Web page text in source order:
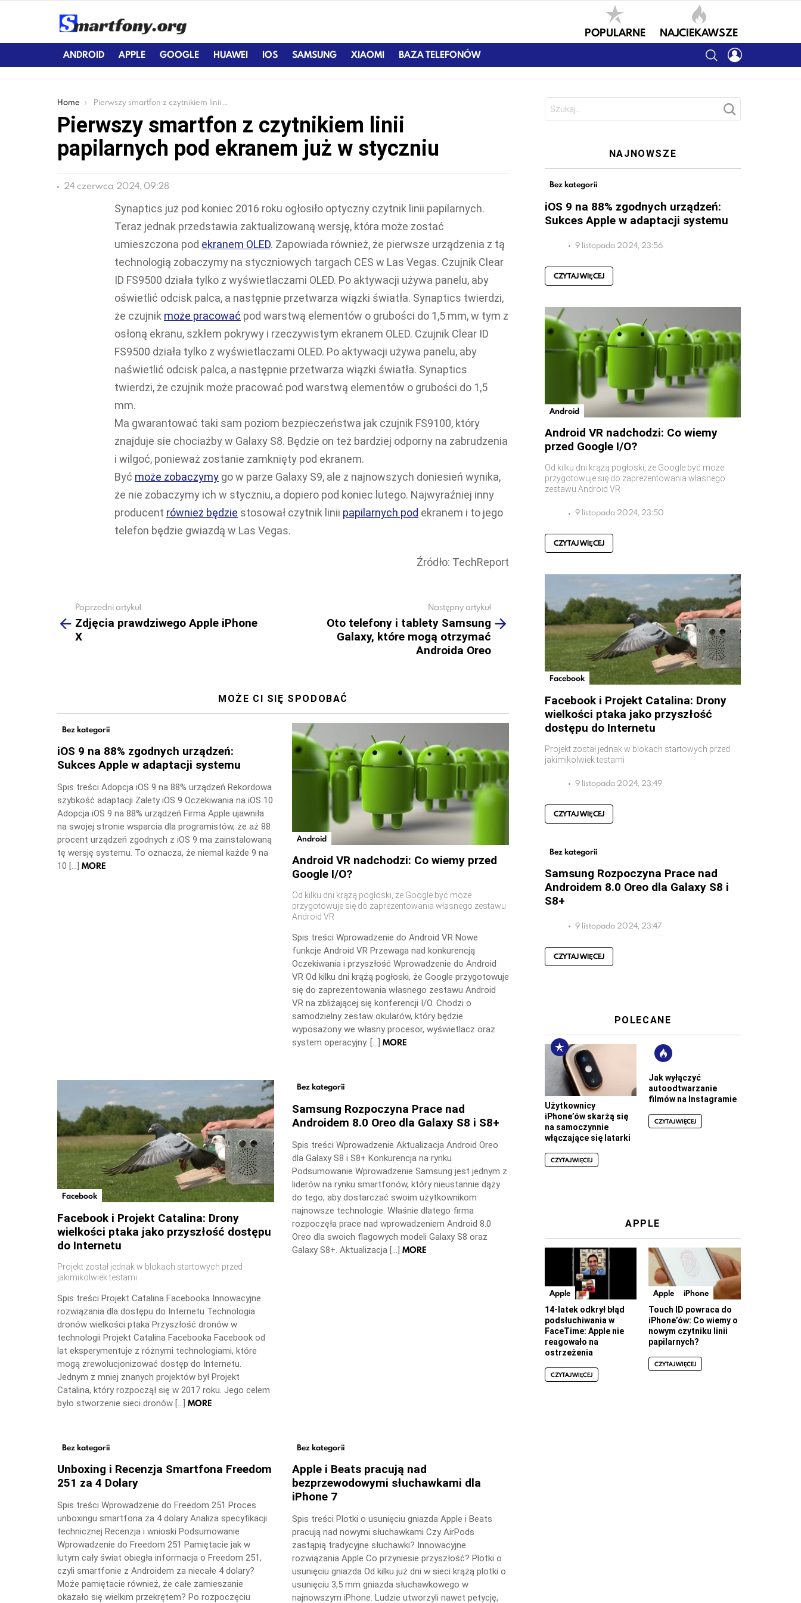
POPULARNE NAJCIEKAWSZE
ANDROID APPLE GOOGLE HUAWEI IOS SAMSUNG XIAOMI BAZA TELEFONÓW SEARCH
You are here:
Home Pierwszy smartfon z czytnikiem linii papilarnych pod ekranem już w styczniu
Pierwszy smartfon z czytnikiem linii
papilarnych pod ekranem już w styczniu
24 czerwca 2024, 09:28
Synaptics już pod koniec 2016 roku ogłosiło optyczny czytnik linii papilarnych.
Teraz jednak przedstawia zaktualizowaną wersję, która może zostać
umieszczona pod ekranem OLED. Zapowiada również, że pierwsze urządzenia z tą
technologią zobaczymy na styczniowych targach CES w Las Vegas. Czujnik Clear
ID FS9500 działa tylko z wyświetlaczami OLED. Po aktywacji używa panelu, aby
oświetlić odcisk palca, a następnie przetwarza wiązki światła. Synaptics twierdzi,
że czujnik może pracować pod warstwą elementów o grubości do 1,5 mm, w tym z
osłoną ekranu, szkłem pokrywy i rzeczywistym ekranem OLED. Czujnik Clear ID
FS9500 działa tylko z wyświetlaczami OLED. Po aktywacji używa panelu, aby
naświetlić odcisk palca, a następnie przetwarza wiązki światła. Synaptics
twierdzi, że czujnik może pracować pod warstwą elementów o grubości do 1,5
mm.
Ma gwarantować taki sam poziom bezpieczeństwa jak czujnik FS9100, który
znajduje sie chociażby w Galaxy S8. Będzie on też bardziej odporny na zabrudzenia
i wilgoć, ponieważ zostanie zamknięty pod ekranem.
Być może zobaczymy go w parze Galaxy S9, ale z najnowszych doniesień wynika,
że nie zobaczymy ich w styczniu, a dopiero pod koniec lutego. Najwyraźniej inny
producent również będzie stosował czytnik linii papilarnych pod ekranem i to jego
telefon będzie gwiazdą w Las Vegas.
Źródło: TechReport
more
Poprzedni artykuł
Zdjęcia prawdziwego Apple iPhone
X
Następny artykuł
Oto telefony i tablety Samsung
Galaxy, które mogą otrzymać
Androida Oreo
MOŻE CI SIĘ SPODOBAĆ
Bez kategorii
iOS 9 na 88% zgodnych urządzeń:
Sukces Apple w adaptacji systemu
Spis treści Adopcja iOS 9 na 88% urządzeń Rekordowa
szybkość adaptacji Zalety iOS 9 Oczekiwania na iOS 10
Adopcja iOS 9 na 88% urządzeń Firma Apple ujawniła
na swojej stronie wsparcia dla programistów, że aż 88
procent urządzeń zgodnych z iOS 9 ma zainstalowaną
tę wersję systemu. To oznacza, że niemal każde 9 na
10 […] MORE
Android
Android VR nadchodzi: Co wiemy przed
Google I/O?
Od kilku dni krążą pogłoski, że Google być może
przygotowuje się do zaprezentowania własnego zestawu
Android VR
Spis treści Wprowadzenie do Android VR Nowe
funkcje Android VR Przewaga nad konkurencją
Oczekiwania i przyszłość Wprowadzenie do Android
VR Od kilku dni krążą pogłoski, że Google przygotowuje
się do zaprezentowania własnego zestawu Android
VR na zbliżającej się konferencji I/O. Chodzi o
samodzielny zestaw okularów, który będzie
wyposażony we własny procesor, wyświetlacz oraz
system operacyjny. […] MORE
Facebook
Facebook i Projekt Catalina: Drony
wielkości ptaka jako przyszłość dostępu
do Internetu
Projekt został jednak w blokach startowych przed
jakimikolwiek testami
Spis treści Projekt Catalina Facebooka Innowacyjne
rozwiązania dla dostępu do Internetu Technologia
dronów wielkości ptaka Przyszłość dronów w
technologii Projekt Catalina Facebooka Facebook od
lat eksperymentuje z różnymi technologiami, które
mogą zrewolucjonizować dostęp do Internetu.
Jednym z mniej znanych projektów był Projekt
Catalina, który rozpoczął się w 2017 roku. Jego celem
było stworzenie sieci dronów […] MORE
Bez kategorii
Samsung Rozpoczyna Prace nad
Androidem 8.0 Oreo dla Galaxy S8 i S8+
Spis treści Wprowadzenie Aktualizacja Android Oreo
dla Galaxy S8 i S8+ Konkurencja na rynku
Podsumowanie Wprowadzenie Samsung jest jednym z
liderów na rynku smartfonów, który nieustannie dąży
do tego, aby dostarczać swoim użytkownikom
najnowsze technologie. Właśnie dlatego firma
rozpoczęła prace nad wprowadzeniem Android 8.0
Oreo dla swoich flagowych modeli Galaxy S8 oraz
Galaxy S8+. Aktualizacja […] MORE
Bez kategorii
Unboxing i Recenzja Smartfona Freedom
251 za 4 Dolary
Spis treści Wprowadzenie do Freedom 251 Proces
unboxingu smartfona za 4 dolary Analiza specyfikacji
technicznej Recenzja i wnioski Podsumowanie
Wprowadzenie do Freedom 251 Pamiętacie jak w
lutym cały świat obiegła informacja o Freedom 251,
czyli smartfonie z Androidem za niecałe 4 dolary?
Może pamiętacie również, że całe zamieszanie
okazało się wielkim przekrętem? Po rozpoczęciu
Bez kategorii
Apple i Beats pracują nad
bezprzewodowymi słuchawkami dla
iPhone 7
Spis treści Plotki o usunięciu gniazda Apple i Beats
pracują nad nowymi słuchawkami Czy AirPods
zastąpią tradycyjne słuchawki? Innowacyjne
rozwiązania Apple Co przyniesie przyszłość? Plotki o
usunięciu gniazda Od kilku już dni w sieci krążą plotki o
usunięciu 3,5 mm gniazda słuchawkowego w
najnowszym iPhone. Ludzie utworzyli nawet petycję,
NAJNOWSZE
Bez kategorii
iOS 9 na 88% zgodnych urządzeń:
Sukces Apple w adaptacji systemu
9 listopada 2024, 23:56
CZYTAJ WIĘCEJ
Android
Android VR nadchodzi: Co wiemy
przed Google I/O?
Od kilku dni krążą pogłoski, że Google być może
przygotowuje się do zaprezentowania własnego
zestawu Android VR
9 listopada 2024, 23:50
CZYTAJ WIĘCEJ
Facebook
Facebook i Projekt Catalina: Drony
wielkości ptaka jako przyszłość
dostępu do Internetu
Projekt został jednak w blokach startowych przed
jakimikolwiek testami
9 listopada 2024, 23:49
CZYTAJ WIĘCEJ
Bez kategorii
Samsung Rozpoczyna Prace nad
Androidem 8.0 Oreo dla Galaxy S8 i
S8+
9 listopada 2024, 23:47
CZYTAJ WIĘCEJ
POLECANE
Użytkownicy
iPhone’ów skarżą się
na samoczynnie
włączające się latarki
CZYTAJ WIĘCEJ
Jak wyłączyć
autoodtwarzanie
filmów na Instagramie
CZYTAJ WIĘCEJ
APPLE
Apple
14-latek odkrył błąd
podsłuchiwania w
FaceTime: Apple nie
reagowało na
ostrzeżenia
CZYTAJ WIĘCEJ
Apple iPhone
Touch ID powraca do
iPhone’ów: Co wiemy o
nowym czytniku linii
papilarnych?
CZYTAJ WIĘCEJ